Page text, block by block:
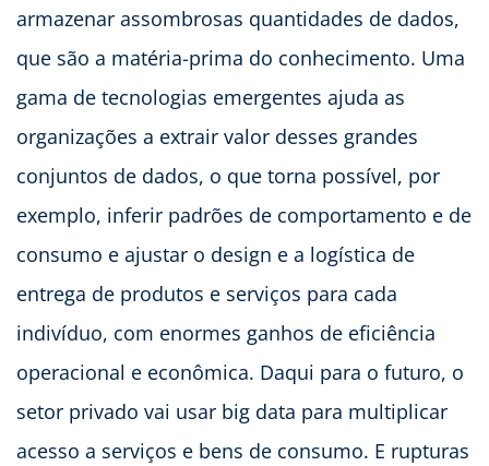
armazenar assombrosas quantidades de dados,
que são a matéria-prima do conhecimento. Uma
gama de tecnologias emergentes ajuda as
organizações a extrair valor desses grandes
conjuntos de dados, o que torna possível, por
exemplo, inferir padrões de comportamento e de
consumo e ajustar o design e a logística de
entrega de produtos e serviços para cada
indivíduo, com enormes ganhos de eficiência
operacional e econômica. Daqui para o futuro, o
setor privado vai usar big data para multiplicar
acesso a serviços e bens de consumo. E rupturas